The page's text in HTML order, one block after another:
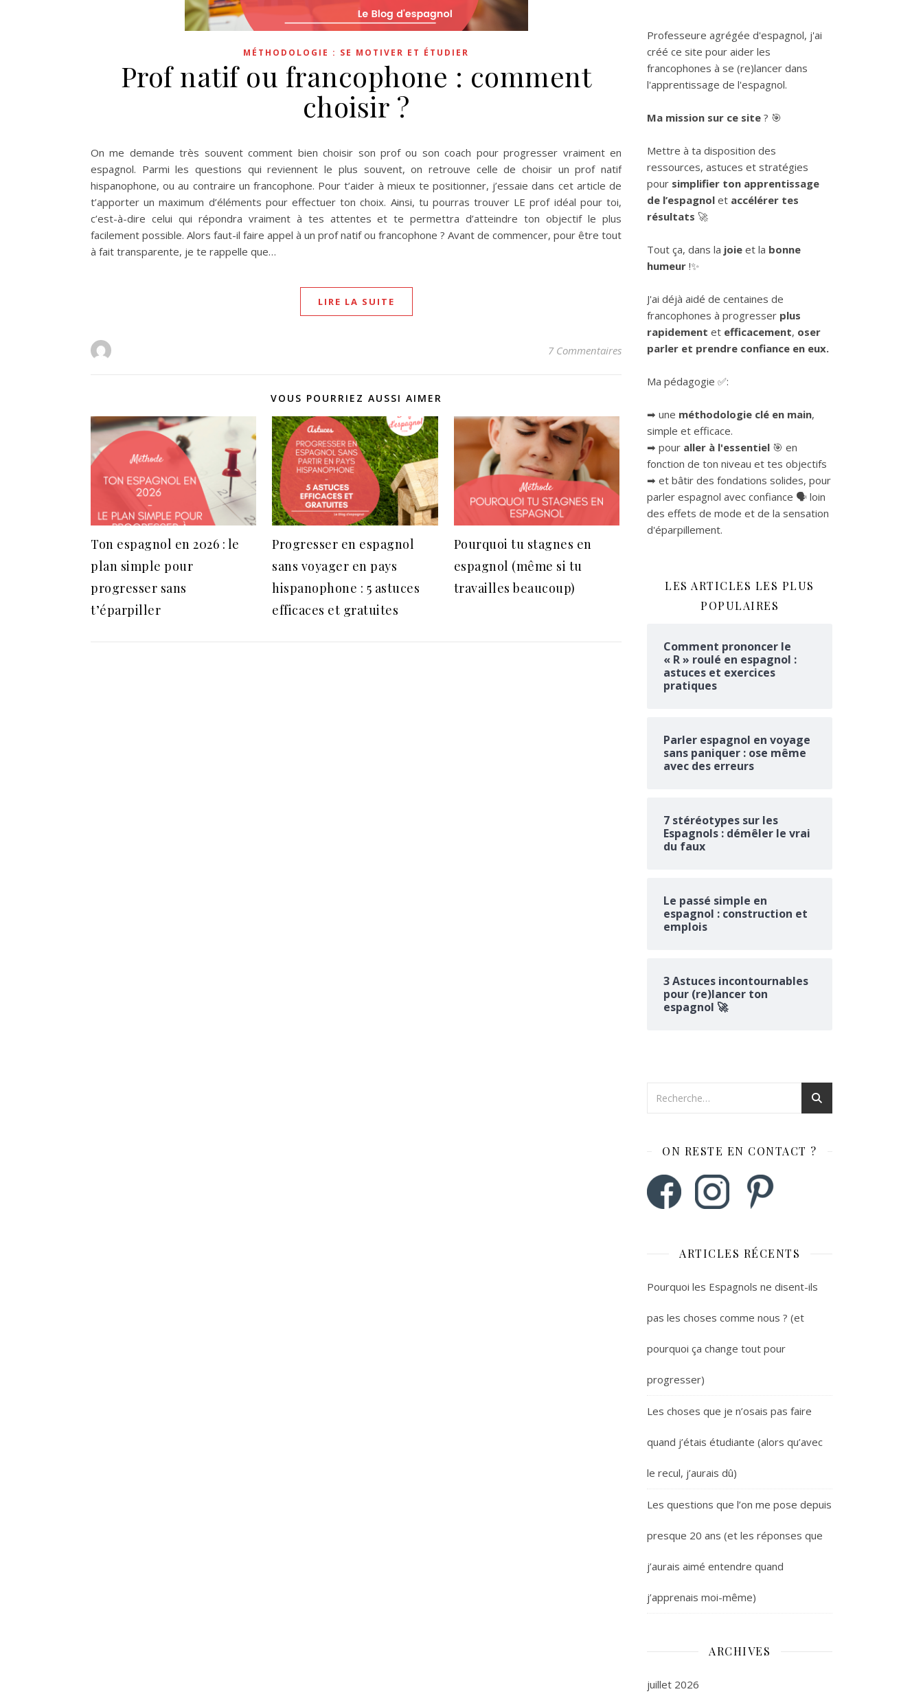
MÉTHODOLOGIE : SE MOTIVER ET ÉTUDIER
Prof natif ou francophone : comment
choisir ?
On me demande très souvent comment bien choisir son prof ou son coach pour progresser vraiment en
espagnol. Parmi les questions qui reviennent le plus souvent, on retrouve celle de choisir un prof natif
hispanophone, ou au contraire un francophone. Pour t’aider à mieux te positionner, j’essaie dans cet article de
t’apporter un maximum d’éléments pour effectuer ton choix. Ainsi, tu pourras trouver LE prof idéal pour toi,
c’est-à-dire celui qui répondra vraiment à tes attentes et te permettra d’atteindre ton objectif le plus
facilement possible. Alors faut-il faire appel à un prof natif ou francophone ? Avant de commencer, pour être tout
à fait transparente, je te rappelle que…
LIRE LA SUITE
7 Commentaires
VOUS POURRIEZ AUSSI AIMER
Ton espagnol en 2026 : le
plan simple pour
progresser sans
t’éparpiller
Progresser en espagnol
sans voyager en pays
hispanophone : 5 astuces
efficaces et gratuites
Pourquoi tu stagnes en
espagnol (même si tu
travailles beaucoup)
Professeure agrégée d'espagnol, j'ai
créé ce site pour aider les
francophones à se (re)lancer dans
l'apprentissage de l'espagnol.
Ma mission sur ce site ? 🎯
Mettre à ta disposition des
ressources, astuces et stratégies
pour simplifier ton apprentissage
de l’espagnol et accélérer tes
résultats 🚀
Tout ça, dans la joie et la bonne
humeur !✨
J'ai déjà aidé de centaines de
francophones à progresser plus
rapidement et efficacement, oser
parler et prendre confiance en eux.
Ma pédagogie ✅:
➡ une méthodologie clé en main,
simple et efficace.
➡ pour aller à l'essentiel 🎯 en
fonction de ton niveau et tes objectifs
➡ et bâtir des fondations solides, pour
parler espagnol avec confiance 🗣 loin
des effets de mode et de la sensation
d'éparpillement.
LES ARTICLES LES PLUS
POPULAIRES
Comment prononcer le
« R » roulé en espagnol :
astuces et exercices
pratiques
Parler espagnol en voyage
sans paniquer : ose même
avec des erreurs
7 stéréotypes sur les
Espagnols : démêler le vrai
du faux
Le passé simple en
espagnol : construction et
emplois
3 Astuces incontournables
pour (re)lancer ton
espagnol 🚀
ON RESTE EN CONTACT ?
ARTICLES RÉCENTS
Pourquoi les Espagnols ne disent-ils
pas les choses comme nous ? (et
pourquoi ça change tout pour
progresser)
Les choses que je n’osais pas faire
quand j’étais étudiante (alors qu’avec
le recul, j’aurais dû)
Les questions que l’on me pose depuis
presque 20 ans (et les réponses que
j’aurais aimé entendre quand
j’apprenais moi-même)
ARCHIVES
juillet 2026